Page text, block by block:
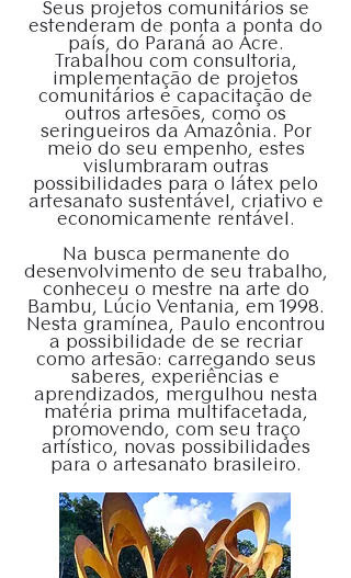
Seus projetos comunitários se
estenderam de ponta a ponta do
país, do Paraná ao Acre.
Trabalhou com consultoria,
implementação de projetos
comunitários e capacitação de
outros artesões, como os
seringueiros da Amazônia. Por
meio do seu empenho, estes
vislumbraram outras
possibilidades para o látex pelo
artesanato sustentável, criativo e
economicamente rentável.
Na busca permanente do
desenvolvimento de seu trabalho,
conheceu o mestre na arte do
Bambu, Lúcio Ventania, em 1998.
Nesta gramínea, Paulo encontrou
a possibilidade de se recriar
como artesão: carregando seus
saberes, experiências e
aprendizados, mergulhou nesta
matéria prima multifacetada,
promovendo, com seu traço
artístico, novas possibilidades
para o artesanato brasileiro.